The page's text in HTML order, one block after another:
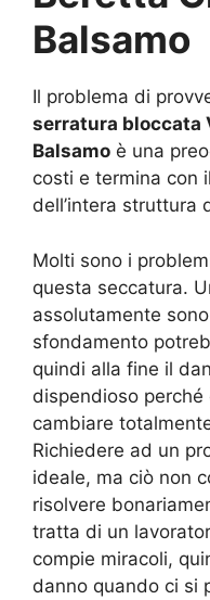
Balsamo
Il problema di
serratura bloccata
Balsamo è una
costi e termina con
dell’intera struttura
Molti sono i
questa seccatura.
assolutamente
sfondamento
quindi alla fine il
dispendioso
cambiare
Richiedere ad un
ideale, ma ciò non
risolvere
tratta di un
compie miracoli,
danno quando ci si